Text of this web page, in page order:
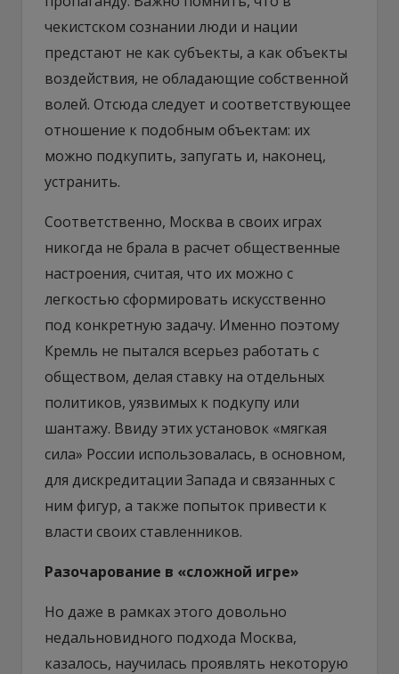
чекистском сознании люди и нации
предстают не как субъекты, а как объекты
воздействия, не обладающие собственной
волей. Отсюда следует и соответствующее
отношение к подобным объектам: их
можно подкупить, запугать и, наконец,
устранить.
Соответственно, Москва в своих играх
никогда не брала в расчет общественные
настроения, считая, что их можно с
легкостью сформировать искусственно
под конкретную задачу. Именно поэтому
Кремль не пытался всерьез работать с
обществом, делая ставку на отдельных
политиков, уязвимых к подкупу или
шантажу. Ввиду этих установок «мягкая
сила» России использовалась, в основном,
для дискредитации Запада и связанных с
ним фигур, а также попыток привести к
власти своих ставленников.
Разочарование в «сложной игре»
Но даже в рамках этого довольно
недальновидного подхода Москва,
казалось, научилась проявлять некоторую